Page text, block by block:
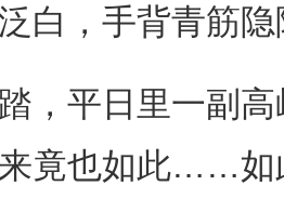
白，手背青筋
平日里一副高
竟也如此……如